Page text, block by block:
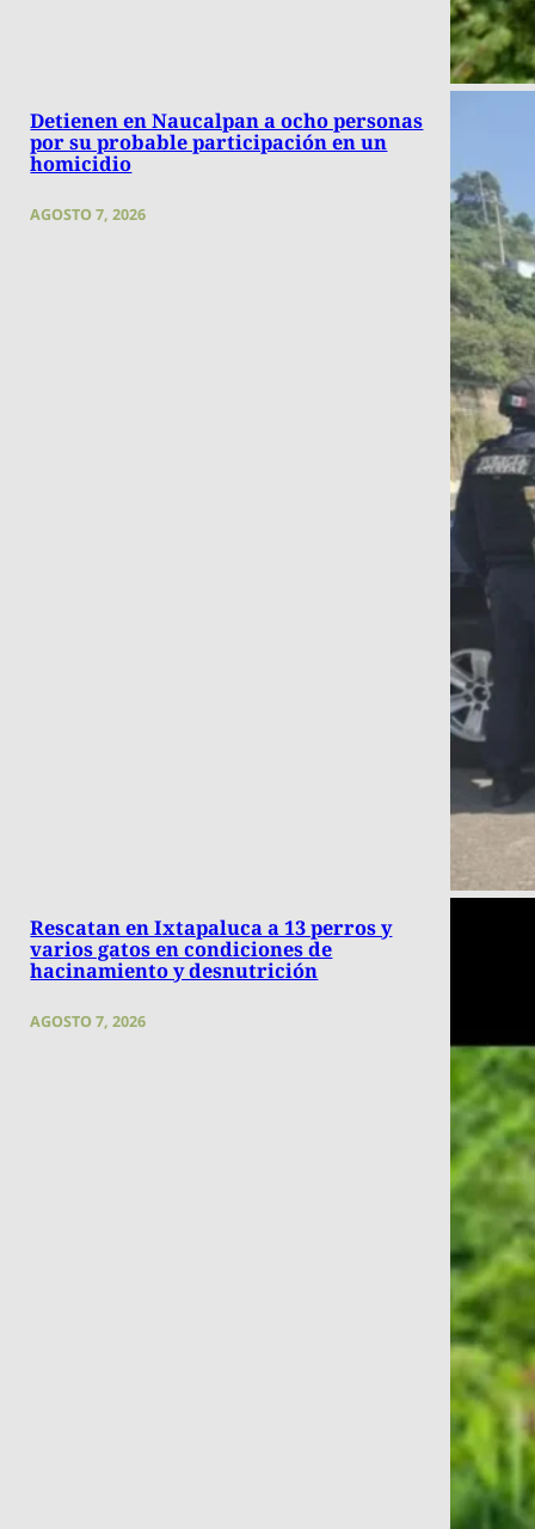
Detienen en Naucalpan a ocho personas
por su probable participación en un
homicidio
AGOSTO 7, 2026
Rescatan en Ixtapaluca a 13 perros y
varios gatos en condiciones de
hacinamiento y desnutrición
AGOSTO 7, 2026